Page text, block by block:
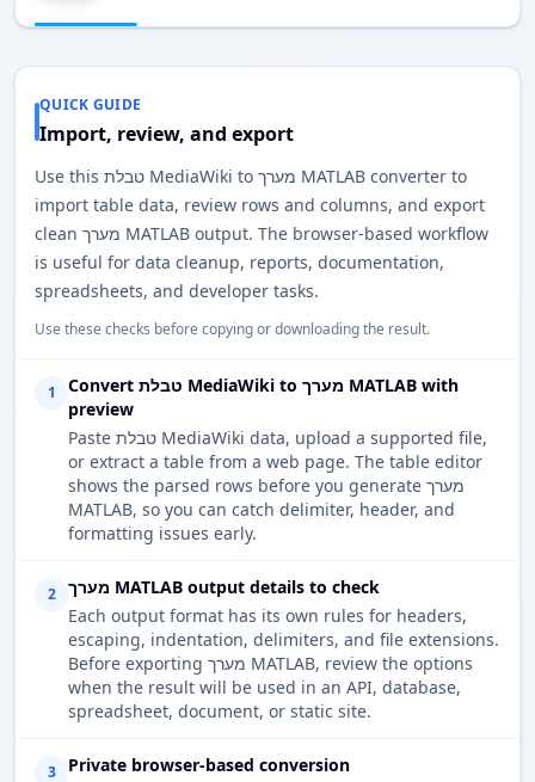
QUICK GUIDE
Import, review, and export
Use this טבלת MediaWiki to מערך MATLAB converter to
import table data, review rows and columns, and export
clean מערך MATLAB output. The browser-based workflow
is useful for data cleanup, reports, documentation,
spreadsheets, and developer tasks.
Use these checks before copying or downloading the result.
1
Convert טבלת MediaWiki to מערך MATLAB with
preview
Paste טבלת MediaWiki data, upload a supported file,
or extract a table from a web page. The table editor
shows the parsed rows before you generate מערך
MATLAB, so you can catch delimiter, header, and
formatting issues early.
2
מערך MATLAB output details to check
Each output format has its own rules for headers,
escaping, indentation, delimiters, and file extensions.
Before exporting מערך MATLAB, review the options
when the result will be used in an API, database,
spreadsheet, document, or static site.
3 Private browser-based conversion